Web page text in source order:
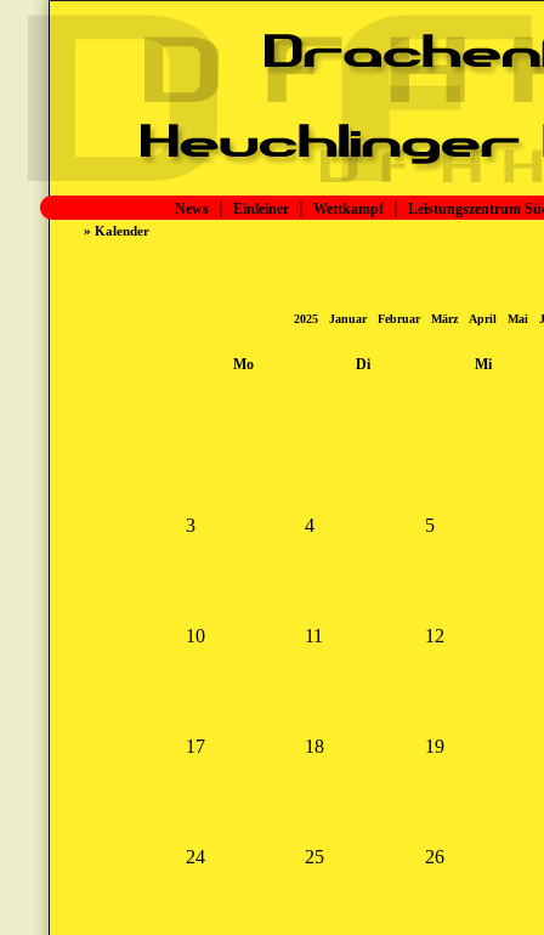
News | Einleiner | Wettkampf| Leistungszentrum
» Kalender
2025 Januar Februar März April Mai
Mo Di Mi
3 4 5
10 11 12
17 18 19
24 25 26